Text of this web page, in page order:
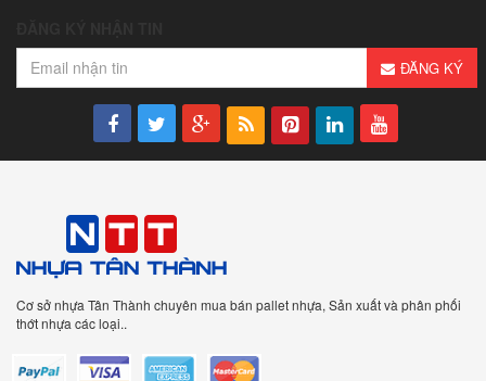
ĐĂNG KÝ
Cơ sở nhựa Tân Thành chuyên mua bán pallet nhựa, Sản xuất và phân phối
thớt nhựa các loại..